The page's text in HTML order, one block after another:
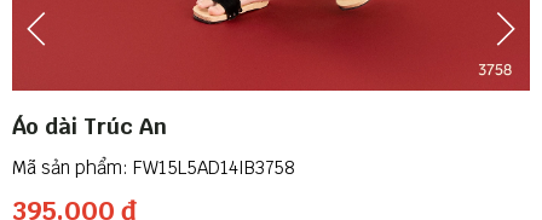
Áo dài Trúc An
395.000 ₫
FW15L5AD14IB3758